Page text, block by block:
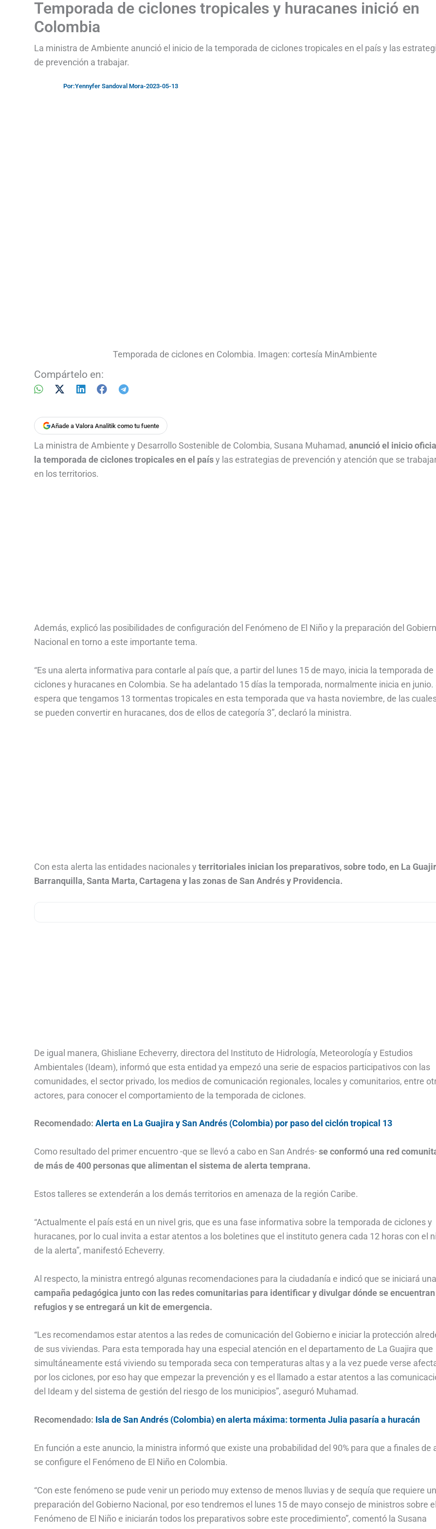
Temporada de ciclones tropicales y huracanes inició en
Colombia
La ministra de Ambiente anunció el inicio de la temporada de ciclones tropicales en el país y las
de prevención a trabajar.
Por:Yennyfer Sandoval Mora-2023-05-13
Temporada de ciclones en Colombia. Imagen: cortesía MinAmbiente
Compártelo en:
Añade a Valora Analitik como tu fuente
La ministra de Ambiente y Desarrollo Sostenible de Colombia, Susana Muhamad, anunció el inicio
la temporada de ciclones tropicales en el paísy las estrategias de prevención y atención que se
en los territorios.
Además, explicó las posibilidades de configuración del Fenómeno de El Niño y la preparación del
Nacional en torno a este importante tema.
“Es una alerta informativa para contarle al país que, a partir del lunes 15 de mayo, inicia la temporada de
ciclones y huracanes en Colombia. Se ha adelantado 15 días la temporada, normalmente inicia en junio.
espera que tengamos 13 tormentas tropicales en esta temporada que va hasta noviembre, de las
se pueden convertir en huracanes, dos de ellos de categoría 3”, declaró la ministra.
Con esta alerta las entidades nacionales y territoriales inician los preparativos, sobre todo, en La
Barranquilla, Santa Marta, Cartagena y las zonas de San Andrés y Providencia.
De igual manera, Ghisliane Echeverry, directora del Instituto de Hidrología, Meteorología y Estudios
Ambientales (Ideam), informó que esta entidad ya empezó una serie de espacios participativos con las
comunidades, el sector privado, los medios de comunicación regionales, locales y comunitarios, entre
actores, para conocer el comportamiento de la temporada de ciclones.
Recomendado: Alerta en La Guajira y San Andrés (Colombia) por paso del ciclón tropical 13
Como resultado del primer encuentro -que se llevó a cabo en San Andrés-se conformó una red
de más de 400 personas que alimentan el sistema de alerta temprana.
Estos talleres se extenderán a los demás territorios en amenaza de la región Caribe.
“Actualmente el país está en un nivel gris, que es una fase informativa sobre la temporada de ciclones y
huracanes, por lo cual invita a estar atentos a los boletines que el instituto genera cada 12 horas con el
de la alerta”, manifestó Echeverry.
Al respecto, la ministra entregó algunas recomendaciones para la ciudadanía e indicó que se iniciará una
campaña pedagógica junto con las redes comunitarias para identificar y divulgar dónde se
refugios y se entregará un kit de emergencia.
“Les recomendamos estar atentos a las redes de comunicación del Gobierno e iniciar la protección
de sus viviendas. Para esta temporada hay una especial atención en el departamento de La Guajira que
simultáneamente está viviendo su temporada seca con temperaturas altas y a la vez puede verse
por los ciclones, por eso hay que empezar la prevención y es el llamado a estar atentos a las
del Ideam y del sistema de gestión del riesgo de los municipios”, aseguró Muhamad.
Recomendado: Isla de San Andrés (Colombia) en alerta máxima: tormenta Julia pasaría a huracán
En función a este anuncio, la ministra informó que existe una probabilidad del 90% para que a finales de
se configure el Fenómeno de El Niño en Colombia.
“Con este fenómeno se pude venir un periodo muy extenso de menos lluvias y de sequía que requiere
preparación del Gobierno Nacional, por eso tendremos el lunes 15 de mayo consejo de ministros sobre
Fenómeno de El Niño e iniciarán todos los preparativos sobre este procedimiento”, comentó la Susana